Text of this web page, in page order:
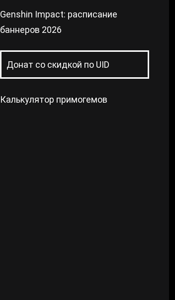
Genshin Impact: расписание
баннеров 2026
Донат со скидкой по UID
Калькулятор примогемов